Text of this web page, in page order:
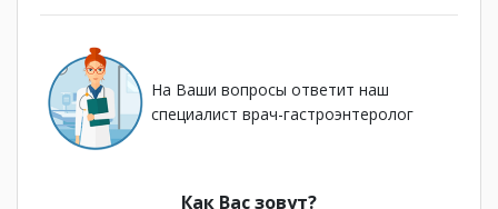
На Ваши вопросы ответит наш
специалист врач-гастроэнтеролог
Как Вас зовут?